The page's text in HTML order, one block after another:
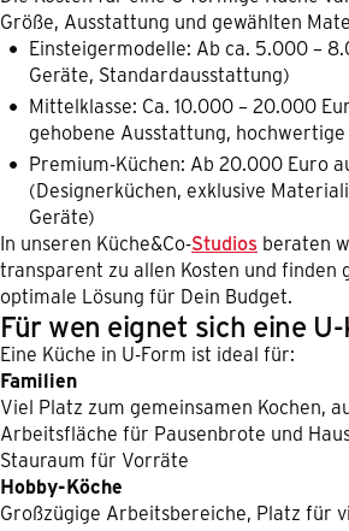
Größe, Ausstattung und gewählten
Einsteigermodelle: Ab ca. 5.000 –
Geräte, Standardausstattung)
Mittelklasse: Ca. 10.000 – 20.000
gehobene Ausstattung,
Premium-Küchen: Ab 20.000 Euro
(Designerküchen, exklusive
Geräte)
In unseren Küche&Co-Studios beraten
transparent zu allen Kosten und finden
optimale Lösung für Dein Budget.
Für wen eignet sich eine
Eine Küche in U-Form ist ideal für:
Familien
Viel Platz zum gemeinsamen Kochen,
Arbeitsfläche für Pausenbrote und
Stauraum für Vorräte
Hobby-Köche
Großzügige Arbeitsbereiche, Platz für